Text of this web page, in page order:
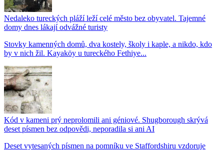
Nedaleko tureckých pláží leží celé město bez obyvatel. Tajemné
domy dnes lákají odvážné turisty
Stovky kamenných domů, dva kostely, školy i kaple, a nikdo, kdo
by v nich žil. Kayaköy u tureckého Fethiye...
Kód v kameni prý neprolomili ani géniové. Shugborough skrývá
deset písmen bez odpovědi, neporadila si ani AI
Deset vytesaných písmen na pomníku ve Staffordshiru vzdoruje